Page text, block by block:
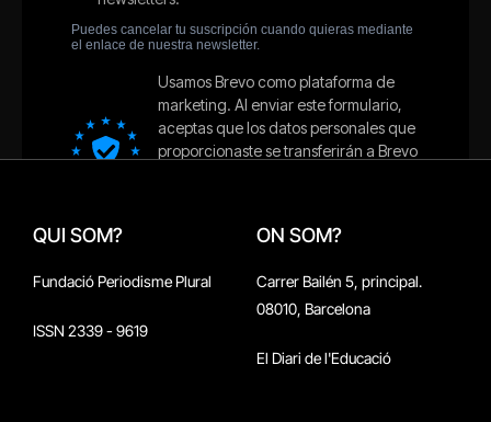
QUI SOM?
Fundació Periodisme Plural
ISSN 2339 - 9619
ON SOM?
Carrer Bailén 5, principal.
08010, Barcelona
El Diari de l'Educació